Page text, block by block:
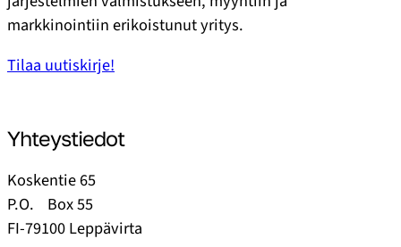
markkinointiin erikoistunut yritys.
Tilaa uutiskirje!
Yhteystiedot
Koskentie 65
P.O. Box 55
FI-79100 Leppävirta